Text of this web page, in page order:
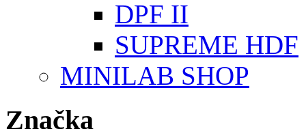
DPF II
SUPREME HDF
MINILAB SHOP
Značka